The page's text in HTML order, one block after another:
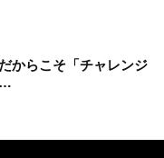
からこそ「チャレンジ
…